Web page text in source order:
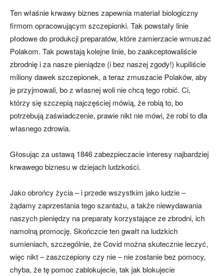
Ten właśnie krwawy biznes zapewnia materiał biologiczny
firmom opracowującym szczepionki. Tak powstały linie
płodowe do produkcji preparatów, które zamierzacie wmuszać
Polakom. Tak powstają kolejne linie, bo zaakceptowaliście
zbrodnię i za nasze pieniądze (i bez naszej zgody!) kupiliście
miliony dawek szczepionek, a teraz zmuszacie Polaków, aby
je przyjmowali, bo z własnej woli nie chcą tego robić. Ci,
którzy się szczepią najczęściej mówią, że robią to, bo
potrzebują zaświadczenie, prawie nikt nie mówi, że robi to dla
własnego zdrowia.
Głosując za ustawą 1846 zabezpieczacie interesy najbardziej
krwawego biznesu w dziejach ludzkości.
Jako obrońcy życia – i przede wszystkim jako ludzie –
żądamy zaprzestania tego szantażu, a także niewydawania
naszych pieniędzy na preparaty korzystające ze zbrodni, ich
namolną promocję. Skończcie ten gwałt na ludzkich
sumieniach, szczególnie, że Covid można skutecznie leczyć,
więc nikt – zaszczepiony czy nie – nie zostanie bez pomocy,
chyba, że tę pomoc zablokujecie, tak jak blokujecie